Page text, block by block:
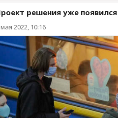
решения уже появился
2022, 10:16